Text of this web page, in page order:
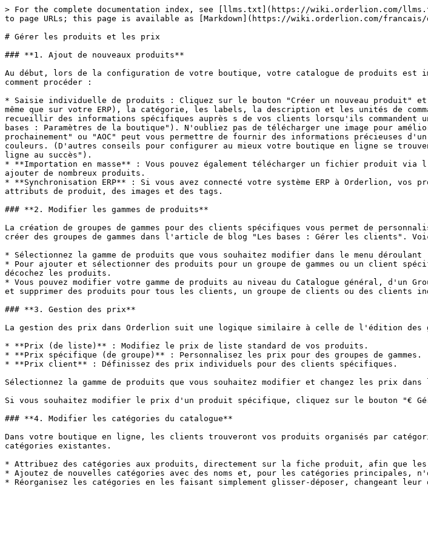
> For the complete documentation index, see [llms.txt](https://wiki.orderlion.com/
to page URLs; this page is available as [Markdown](https://wiki.orderlion.com/
# Gérer les produits et les prix
### **1. Ajout de nouveaux produits**
Au début, lors de la configuration de votre boutique, votre catalogue de produits
comment procéder :
* Saisie individuelle de produits : Cliquez sur le bouton "Créer un nouveau
même que sur votre ERP), la catégorie, les labels, la description et les unités de
recueillir des informations spécifiques auprès s de vos clients lorsqu'ils
bases : Paramètres de la boutique"). N'oubliez pas de télécharger une image pour
prochainement" ou "AOC" peut vous permettre de fournir des informations
couleurs. (D'autres conseils pour configurer au mieux votre boutique en ligne se
ligne au succès").
* **Importation en masse** : Vous pouvez également télécharger un fichier produit
ajouter de nombreux produits.
* **Synchronisation ERP** : Si vous avez connecté votre système ERP à Orderlion, vos
attributs de produit, des images et des tags.
### **2. Modifier les gammes de produits**
La création de groupes de gammes pour des clients spécifiques vous permet de
créer des groupes de gammes dans l'article de blog "Les bases : Gérer les clients".
* Sélectionnez la gamme de produits que vous souhaitez modifier dans le menu
* Pour ajouter et sélectionner des produits pour un groupe de gammes ou un client
décochez les produits.
* Vous pouvez modifier votre gamme de produits au niveau du Catalogue général, d'un
et supprimer des produits pour tous les clients, un groupe de clients ou des clients
### **3. Gestion des prix**
La gestion des prix dans Orderlion suit une logique similaire à celle de l'édition des
* **Prix (de liste)** : Modifiez le prix de liste standard de vos produits.
* **Prix spécifique (de groupe)** : Personnalisez les prix pour des groupes de gammes.
* **Prix client** : Définissez des prix individuels pour des clients spécifiques.
Sélectionnez la gamme de produits que vous souhaitez modifier et changez les prix
Si vous souhaitez modifier le prix d'un produit spécifique, cliquez sur le bouton "€
### **4. Modifier les catégories du catalogue**
Dans votre boutique en ligne, les clients trouveront vos produits organisés par
catégories existantes.
* Attribuez des catégories aux produits, directement sur la fiche produit, afin que
* Ajoutez de nouvelles catégories avec des noms et, pour les catégories principales,